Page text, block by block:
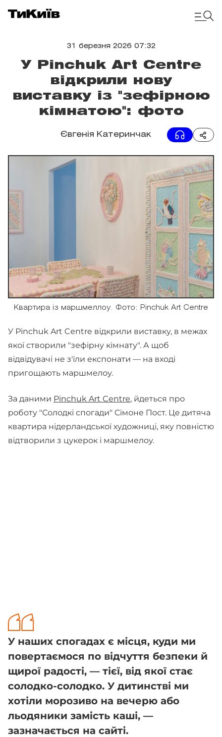
31 березня 2026 07:32
У Pinchuk Art Centre
відкрили нову
виставку із "зефірною
кімнатою": фото
Євгенія Катеринчак
Квартира із маршмеллоу. Фото: Pinchuk Art Centre
У Pinchuk Art Centre відкрили виставку, в межах
якої створили "зефірну кімнату". А щоб
відвідувачі не з'їли експонати — на вході
пригощають маршмелоу.
За даними Pinchuk Art Centre, йдеться про
роботу "Солодкі спогади" Сімоне Пост. Це дитяча
квартира нідерландської художниці, яку повністю
відтворили з цукерок і маршмелоу.
У наших спогадах є місця, куди ми
повертаємося по відчуття безпеки й
щирої радості, — тієї, від якої стає
солодко-солодко. У дитинстві ми
хотіли морозиво на вечерю або
льодяники замість каші, —
зазначається на сайті.